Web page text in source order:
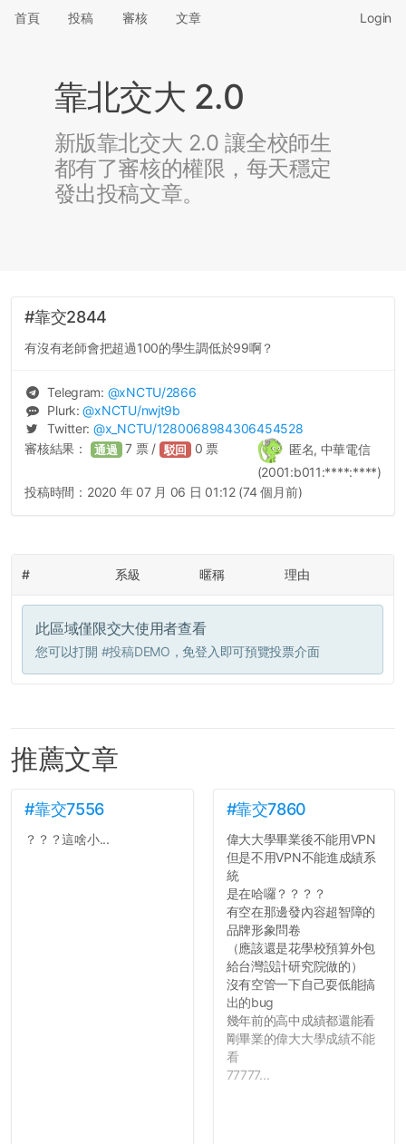
首頁 投稿 審核 文章 Login
靠北交大 2.0
新版靠北交大 2.0 讓全校師生
都有了審核的權限，每天穩定
發出投稿文章。
#靠交2844
有沒有老師會把超過100的學生調低於99啊？
Telegram: @xNCTU/2866
Plurk:@xNCTU/nwjt9b
Twitter: @x_NCTU/1280068984306454528
匿名, 中華電信
(2001:b011:****:****)
審核結果： 通過 7 票 / 駁回 0 票
投稿時間： 2020 年 07 月 06 日 01:12 (74 個月前)
# 系級 暱稱 理由
此區域僅限交大使用者查看
您可以打開 #投稿DEMO ，免登入即可預覽投票介面
推薦文章
#靠交7556
？？？這啥小...
#靠交7860
偉大大學畢業後不能用VPN
但是不用VPN不能進成績系
統
是在哈囉？？？？
有空在那邊發內容超智障的
品牌形象問卷
（應該還是花學校預算外包
給台灣設計研究院做的）
沒有空管一下自己耍低能搞
出的bug
幾年前的高中成績都還能看
剛畢業的偉大大學成績不能
看
77777...